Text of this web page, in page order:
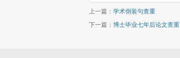
上一篇： 学术倒装句查重
下一篇： 博士毕业七年后论文查重